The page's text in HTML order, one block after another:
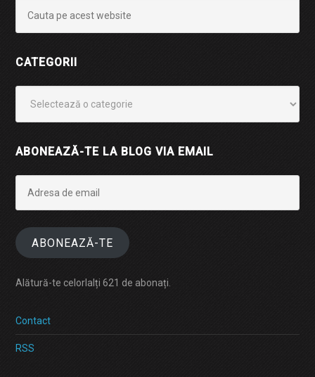
CATEGORII
ABONEAZĂ-TE LA BLOG VIA EMAIL
email
ABONEAZĂ-TE
Alătură-te celorlalți 621 de abonați.
Contact
RSS